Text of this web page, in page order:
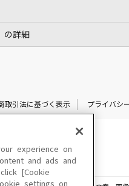
の詳細
取引法に基づく表示 プライバシ
experience on
and ads and
[Cookie
settings on